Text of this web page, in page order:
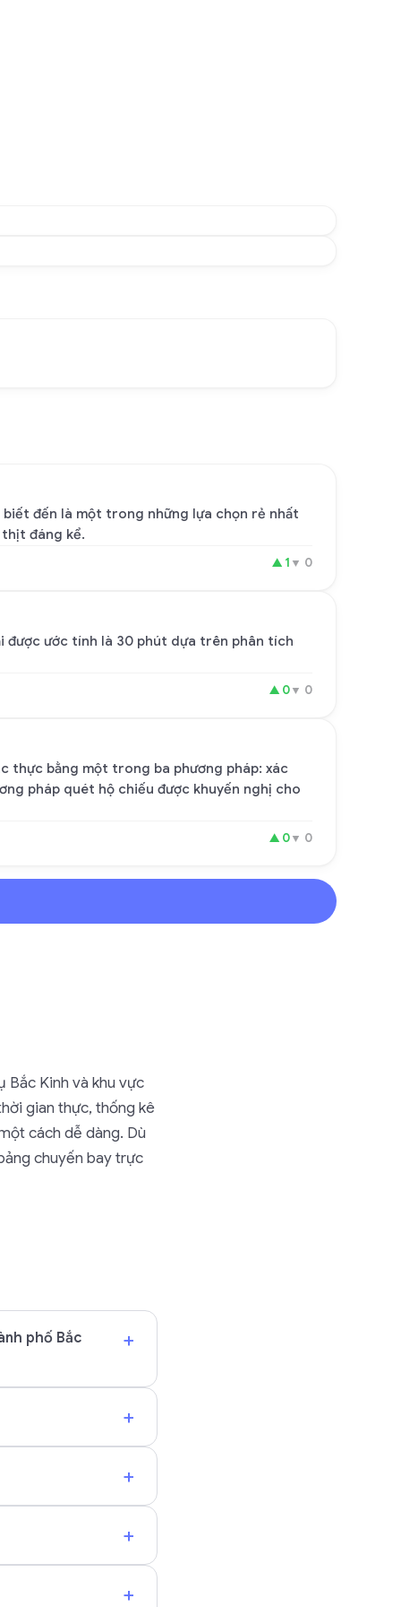
biết đến là một trong những lựa chọn rẻ nhất
đáng kể.
▲ 1 ▼ 0
được ước tính là 30 phút dựa trên phân tích
▲ 0▼ 0
thực bằng một trong ba phương pháp: xác
pháp quét hộ chiếu được khuyến nghị cho
▲ 0▼ 0
Bắc Kinh và khu vực
gian thực, thống kê
cách dễ dàng. Dù
chuyến bay trực
phố Bắc
+
+
+
+
+